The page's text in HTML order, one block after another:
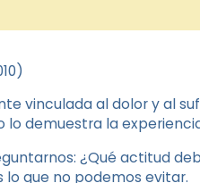
vinculada al dolor y al
lo demuestra la
¿Qué actitud
que no podemos evitar.